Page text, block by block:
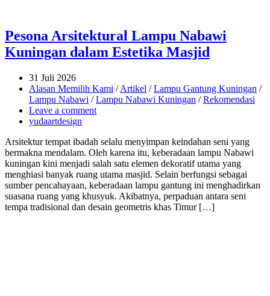
Pesona Arsitektural Lampu Nabawi
Kuningan dalam Estetika Masjid
31 Juli 2026
Alasan Memilih Kami /Artikel /Lampu Gantung Kuningan /
Lampu Nabawi /Lampu Nabawi Kuningan /Rekomendasi
Leave a comment
yudaartdesign
Arsitektur tempat ibadah selalu menyimpan keindahan seni yang
bermakna mendalam. Oleh karena itu, keberadaan lampu Nabawi
kuningan kini menjadi salah satu elemen dekoratif utama yang
menghiasi banyak ruang utama masjid. Selain berfungsi sebagai
sumber pencahayaan, keberadaan lampu gantung ini menghadirkan
suasana ruang yang khusyuk. Akibatnya, perpaduan antara seni
tempa tradisional dan desain geometris khas Timur […]